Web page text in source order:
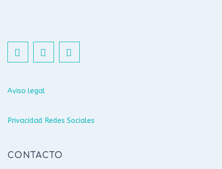
Aviso legal
Privacidad Redes Sociales
CONTACTO